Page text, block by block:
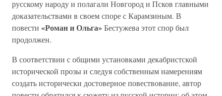
русскому народу и полагали Новгород и Псков главными
доказательствами в своем споре с Карамзиным. В
повести «Роман и Ольга»Бестужева этот спор был
продолжен.
В соответствии с общими установками декабристской
исторической прозы и следуя собственным намерениям
создать исторически достоверное повествование, автор